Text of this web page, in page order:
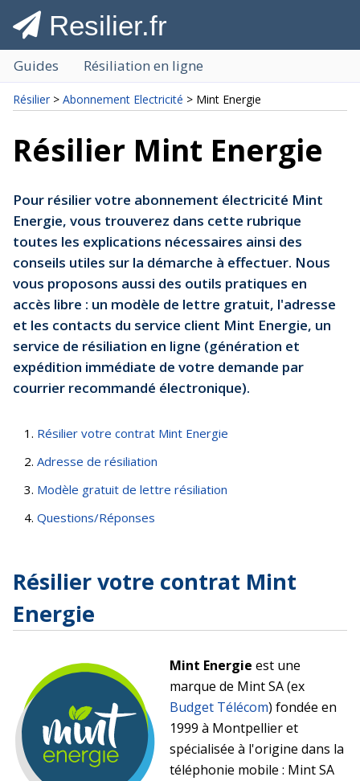
Resilier.fr
Guides Résiliation en ligne
Résilier > Abonnement Electricité > Mint Energie
Résilier Mint Energie
Pour résilier votre abonnement électricité Mint
Energie, vous trouverez dans cette rubrique
toutes les explications nécessaires ainsi des
conseils utiles sur la démarche à effectuer. Nous
vous proposons aussi des outils pratiques en
accès libre : un modèle de lettre gratuit, l'adresse
et les contacts du service client Mint Energie, un
service de résiliation en ligne (génération et
expédition immédiate de votre demande par
courrier recommandé électronique).
Résilier votre contrat Mint Energie
Adresse de résiliation
Modèle gratuit de lettre résiliation
Questions/Réponses
Résilier votre contrat Mint
Energie
Mint Energie est une
marque de Mint SA (ex
Budget Télécom) fondée en
1999 à Montpellier et
spécialisée à l'origine dans la
téléphonie mobile : Mint SA